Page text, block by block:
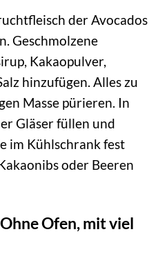
der Avocados
Geschmolzene
Kakaopulver,
hinzufügen. Alles zu
Masse pürieren. In
Gläser füllen und
im Kühlschrank fest
oder Beeren
Ofen, mit viel